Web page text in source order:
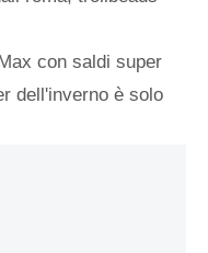
con saldi super
dell'inverno è solo